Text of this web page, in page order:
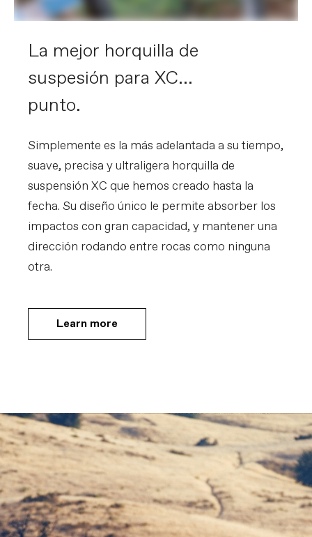
La mejor horquilla de
suspesión para XC...
punto.
Simplemente es la más adelantada a su tiempo,
suave, precisa y ultraligera horquilla de
suspensión XC que hemos creado hasta la
fecha. Su diseño único le permite absorber los
impactos con gran capacidad, y mantener una
dirección rodando entre rocas como ninguna
otra.
Learn more